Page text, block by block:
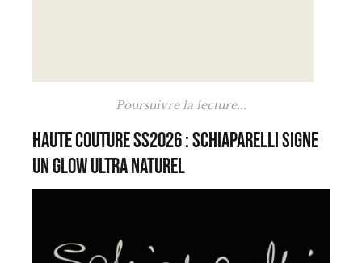
Poursuivre la lecture...
Haute Couture SS2026 : Schiaparelli signe
un glow ultra naturel